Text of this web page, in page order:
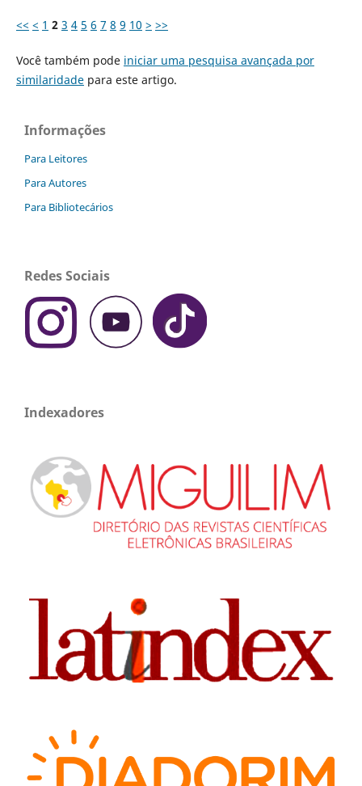
<< < 1 2 3 4 5 6 7 8 9 10 > >>
Você também pode iniciar uma pesquisa avançada por
similaridadepara este artigo.
Informações
Para Leitores
Para Autores
Para Bibliotecários
Redes Sociais
Indexadores